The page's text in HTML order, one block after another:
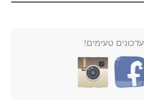
עדכונים טעימים!